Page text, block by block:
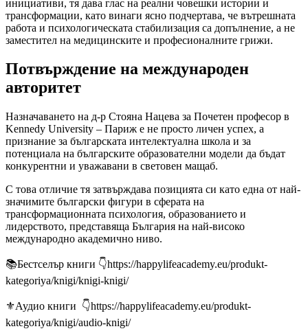
инициативи, тя дава глас на реални човешки истории и
трансформации, като винаги ясно подчертава, че вътрешната
работа и психологическата стабилизация са допълнение, а не
заместител на медицинските и професионалните грижи.
Потвърждение на международен
авторитет
Назначаването на д-р Стояна Нацева за Почетен професор в
Kennedy University – Париж е не просто личен успех, а
признание за българската интелектуална школа и за
потенциала на българските образователни модели да бъдат
конкурентни и уважавани в световен мащаб.
С това отличие тя затвърждава позицията си като една от най-
значимите български фигури в сферата на
трансформационната психология, образованието и
лидерството, представяща България на най-високо
международно академично ниво.
📚Бестселър книги 👇https://happylifeacademy.eu/produkt-
kategoriya/knigi/knigi-knigi/
⚜Аудио книги 👇https://happylifeacademy.eu/produkt-
kategoriya/knigi/audio-knigi/